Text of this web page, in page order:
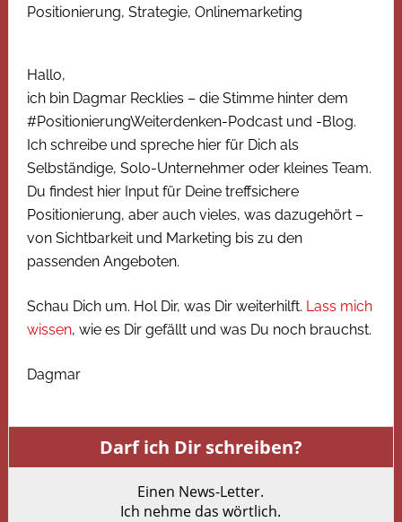
Hallo,
ich bin Dagmar Recklies – die Stimme hinter dem
#PositionierungWeiterdenken-Podcast und -Blog.
Ich schreibe und spreche hier für Dich als
Selbständige, Solo-Unternehmer oder kleines Team.
Du findest hier Input für Deine treffsichere
Positionierung, aber auch vieles, was dazugehört –
von Sichtbarkeit und Marketing bis zu den
passenden Angeboten.
Schau Dich um. Hol Dir, was Dir weiterhilft. Lass mich
wissen, wie es Dir gefällt und was Du noch brauchst.
Dagmar
Darf ich Dir schreiben?
Einen News-Letter.
Ich nehme das wörtlich.